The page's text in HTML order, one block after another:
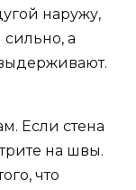
наружу,
а
Если стена
на швы.
что